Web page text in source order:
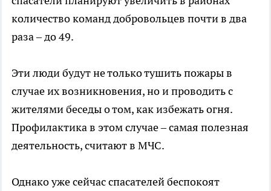
количество команд добровольцев почти в два
раза – до 49.
Эти люди будут не только тушить пожары в
случае их возникновения, но и проводить с
жителями беседы о том, как избежать огня.
Профилактика в этом случае – самая полезная
деятельность, считают в МЧС.
Однако уже сейчас спасателей беспокоят